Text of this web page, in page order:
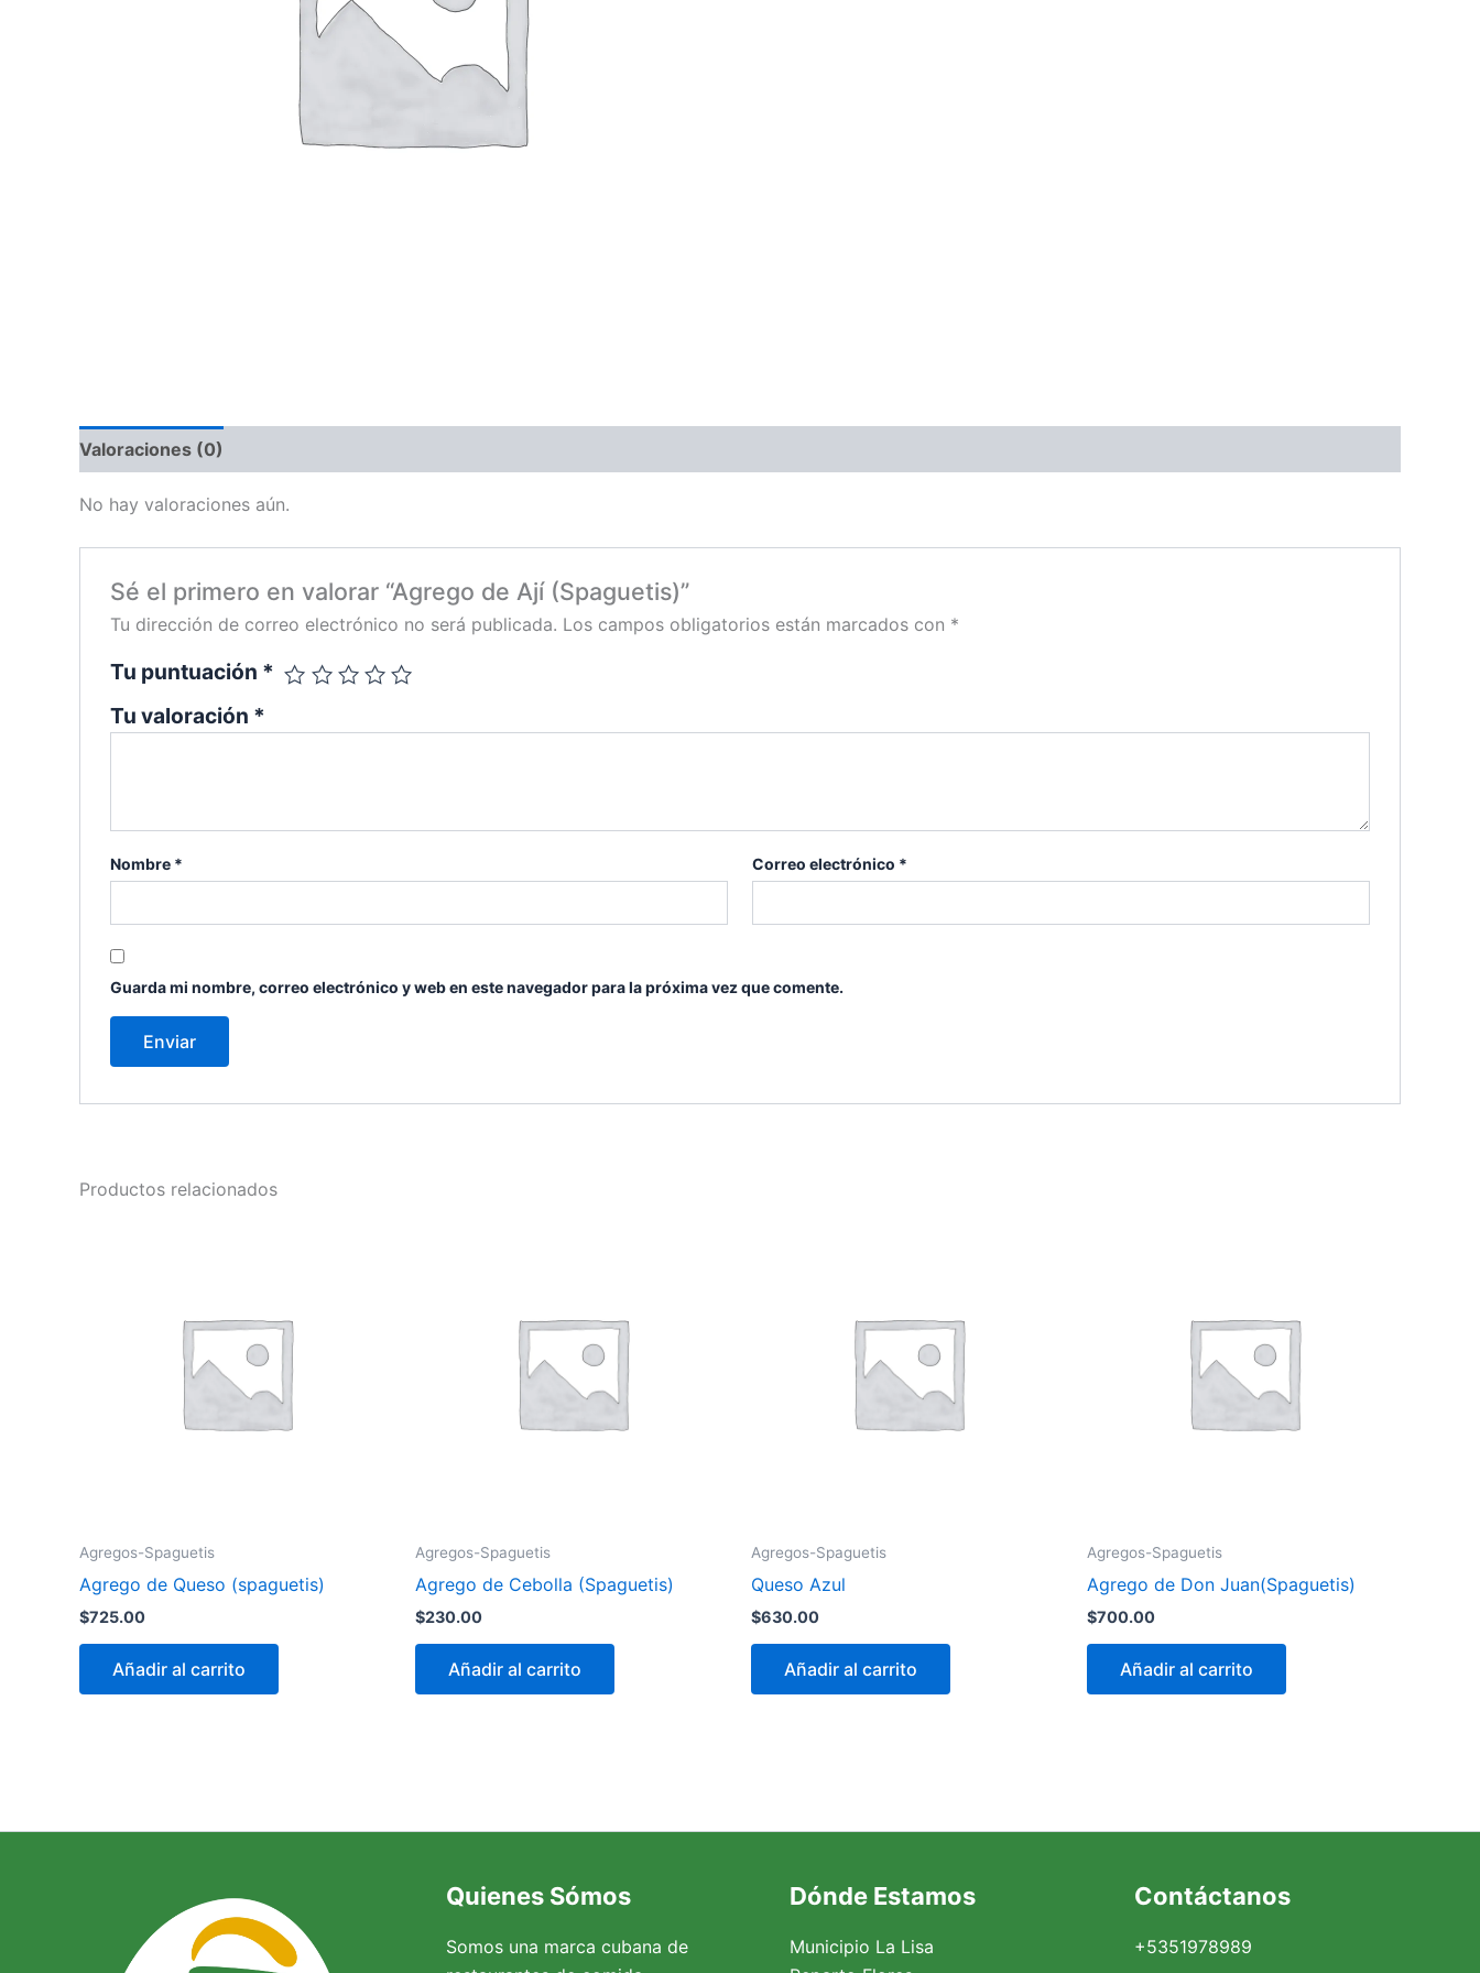
Valoraciones (0)
No hay valoraciones aún.
Sé el primero en valorar “Agrego de Ají (Spaguetis)”
Tu dirección de correo electrónico no será publicada. Los campos obligatorios están marcados con *
Tu puntuación *
Tu valoración *
Nombre * Correo electrónico *
Guarda mi nombre, correo electrónico y web en este navegador para la próxima vez que comente.
Productos relacionados
Agregos-Spaguetis
Agrego de Queso (spaguetis)
$725.00
Añadir al carrito
Agregos-Spaguetis
Agrego de Cebolla (Spaguetis)
$230.00
Añadir al carrito
Agregos-Spaguetis
Queso Azul
$630.00
Añadir al carrito
Agregos-Spaguetis
Agrego de Don Juan(Spaguetis)
$700.00
Añadir al carrito
Quienes Sómos
Somos una marca cubana de
Dónde Estamos
Municipio La Lisa
Contáctanos
+5351978989
Facebook
Instagram
X